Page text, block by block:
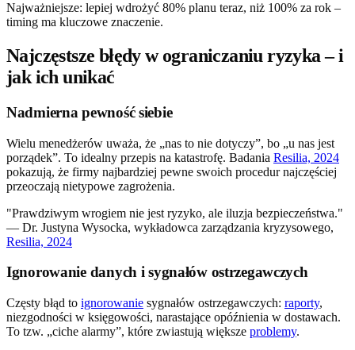
Najważniejsze: lepiej wdrożyć 80% planu teraz, niż 100% za rok –
timing ma kluczowe znaczenie.
Najczęstsze błędy w ograniczaniu ryzyka – i
jak ich unikać
Nadmierna pewność siebie
Wielu menedżerów uważa, że „nas to nie dotyczy”, bo „u nas jest
porządek”. To idealny przepis na katastrofę. Badania Resilia, 2024
pokazują, że firmy najbardziej pewne swoich procedur najczęściej
przeoczają nietypowe zagrożenia.
"Prawdziwym wrogiem nie jest ryzyko, ale iluzja bezpieczeństwa."
— Dr. Justyna Wysocka, wykładowca zarządzania kryzysowego,
Resilia, 2024
Ignorowanie danych i sygnałów ostrzegawczych
Częsty błąd to ignorowanie sygnałów ostrzegawczych: raporty,
niezgodności w księgowości, narastające opóźnienia w dostawach.
To tzw. „ciche alarmy”, które zwiastują większe problemy.